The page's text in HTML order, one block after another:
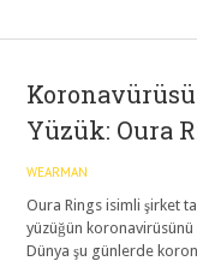
Yüzük: Oura
WEARMAN
Oura Rings isimli şirket
yüzüğün
Dünya şu günlerde